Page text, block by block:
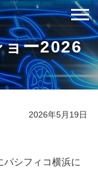
ー2026
2026年5月19日
パシフィコ横浜に